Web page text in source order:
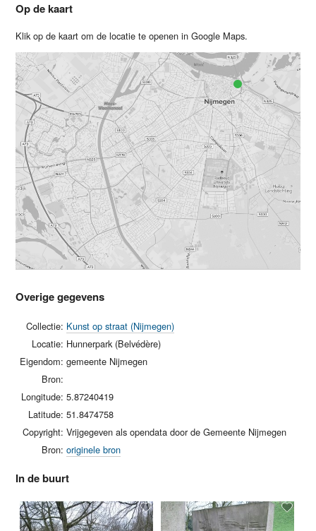
Op de kaart
Klik op de kaart om de locatie te openen in Google Maps.
Overige gegevens
Collectie: Kunst op straat (Nijmegen)
Locatie: Hunnerpark (Belvédère)
Eigendom: gemeente Nijmegen
Bron:
Longitude: 5.87240419
Latitude: 51.8474758
Copyright: Vrijgegeven als opendata door de Gemeente Nijmegen
Bron: originele bron
In de buurt